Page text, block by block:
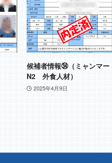
候補者情報㉞（ミャンマー
N2 外食人材）
2025年4月9日